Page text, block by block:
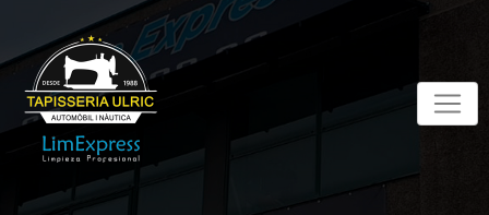
content